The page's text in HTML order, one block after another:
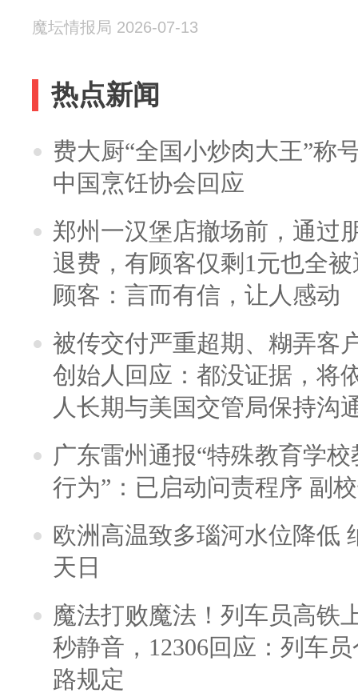
魔坛情报局 2026-07-13
热点新闻
费大厨“全国小炒肉大王”称
中国烹饪协会回应
郑州一汉堡店撤场前，通过
退费，有顾客仅剩1元也全
顾客：言而有信，让人感动
被传交付严重超期、糊弄客
创始人回应：都没证据，将
人长期与美国交管局保持沟
广东雷州通报“特殊教育学
行为”：已启动问责程序 副
欧洲高温致多瑙河水位降低
天日
魔法打败魔法！列车员高铁
秒静音，12306回应：列车
路规定